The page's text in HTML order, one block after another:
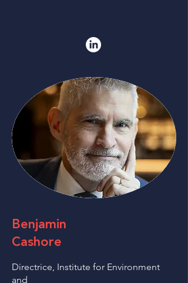
Benjamin
Cashore
Directrice, Institute for Environment
and